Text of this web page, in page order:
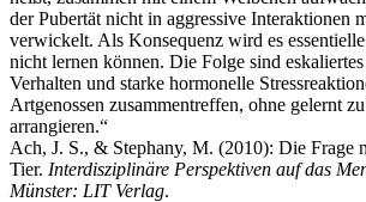
der Pubertät nicht in aggressive Interaktionen
verwickelt. Als Konsequenz wird es
nicht lernen können. Die Folge sind eskaliertes
Verhalten und starke hormonelle
Artgenossen zusammentreffen, ohne gelernt
arrangieren.“
Ach, J. S., & Stephany, M. (2010): Die Frage
Tier. Interdisziplinäre Perspektiven auf das
Münster: LIT Verlag.